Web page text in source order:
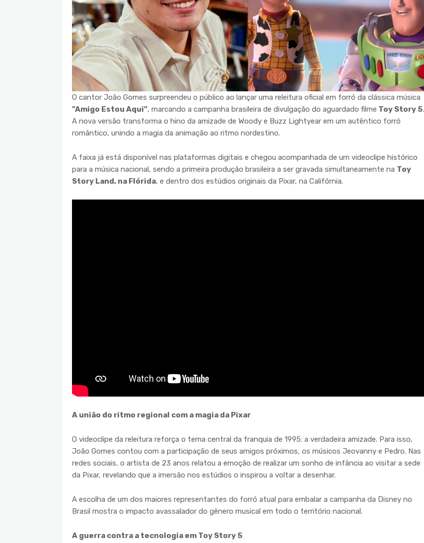
O cantor João Gomes surpreendeu o público ao lançar uma releitura oficial em forró da clássica música
"Amigo Estou Aqui", marcando a campanha brasileira de divulgação do aguardado filme Toy Story 5.
A nova versão transforma o hino da amizade de Woody e Buzz Lightyear em um autêntico forró
romântico, unindo a magia da animação ao ritmo nordestino.
A faixa já está disponível nas plataformas digitais e chegou acompanhada de um videoclipe histórico
para a música nacional, sendo a primeira produção brasileira a ser gravada simultaneamente na Toy
Story Land, na Flórida, e dentro dos estúdios originais da Pixar, na Califórnia.
A união do ritmo regional com a magia da Pixar
O videoclipe da releitura reforça o tema central da franquia de 1995: a verdadeira amizade. Para isso,
João Gomes contou com a participação de seus amigos próximos, os músicos Jeovanny e Pedro. Nas
redes sociais, o artista de 23 anos relatou a emoção de realizar um sonho de infância ao visitar a sede
da Pixar, revelando que a imersão nos estúdios o inspirou a voltar a desenhar.
A escolha de um dos maiores representantes do forró atual para embalar a campanha da Disney no
Brasil mostra o impacto avassalador do gênero musical em todo o território nacional.
A guerra contra a tecnologia em Toy Story 5